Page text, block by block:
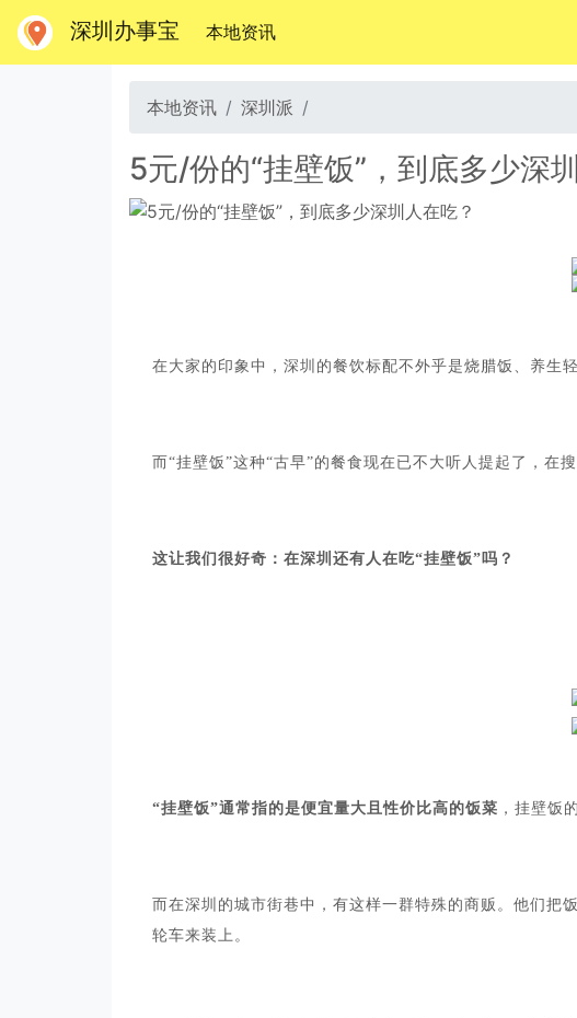
深圳办事宝 本地资讯(当前)
本地资讯 深圳派
5元/份的“挂壁饭”，到底多少深
在大家的印象中，深圳的餐饮标配不外乎是烧腊饭、养
而“挂壁饭”这种“古早”的餐食现在已不大听人提起了，在
这让我们很好奇：在深圳还有人在吃“挂壁饭”吗？
“挂壁饭”通常指的是便宜量大且性价比高的饭菜 ，挂壁饭
而在深圳的城市街巷中，有这样一群特殊的商贩。他们把
轮车来装上。